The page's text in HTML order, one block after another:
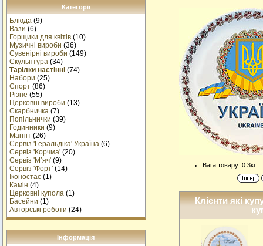
Категорії
Блюда (9)
Вази (6)
Горщики для квітів (10)
Музичнi вироби (36)
Сувенірні вироби (149)
Скульптура (34)
Тарілки настінні (74)
Набори (25)
Спорт (86)
Різне (55)
Церковні вироби (13)
Cкарбничка (7)
Попільнички (39)
Годинники (9)
Магніт (26)
Сервіз 'Геральдіка' Україна (6)
Сервіз 'Корчма' (20)
Сервіз 'М’яч' (9)
Сервіз 'Форт' (14)
Іконостас (1)
Камін (4)
Церковні купола (1)
Басейни (1)
Авторські роботи (24)
Інформація
Вага товару: 0.3кг
Клієнти які